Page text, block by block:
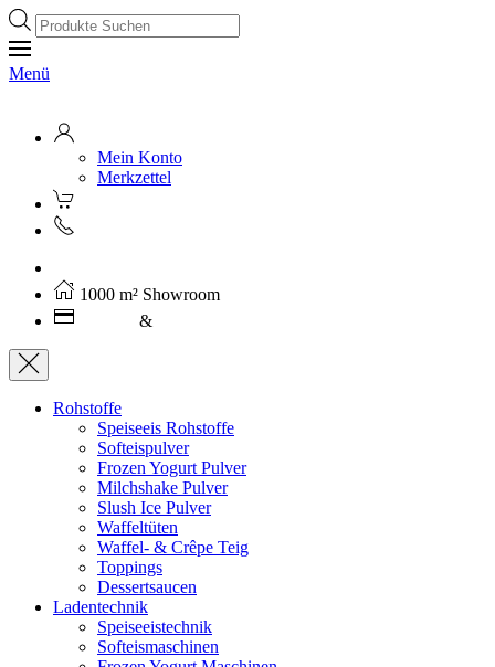
Products
search
Menü
Mein Konto
Merkzettel
1000 m² Showroom
&
Rohstoffe
Speiseeis Rohstoffe
Softeispulver
Frozen Yogurt Pulver
Milchshake Pulver
Slush Ice Pulver
Waffeltüten
Waffel- & Crêpe Teig
Toppings
Dessertsaucen
Ladentechnik
Speiseeistechnik
Softeismaschinen